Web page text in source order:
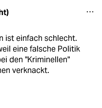
ist einfach schlecht.
eine falsche Politik
den "Kriminellen"
verknackt.